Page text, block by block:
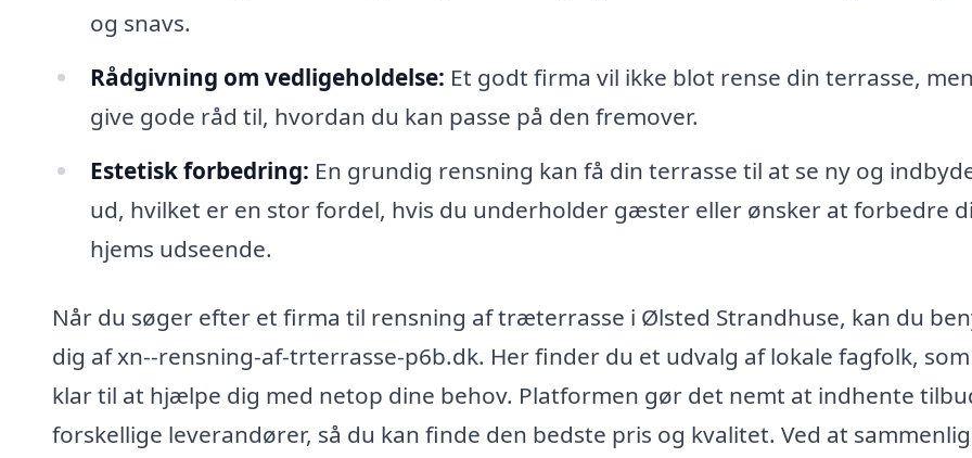
og snavs.
Rådgivning om vedligeholdelse: Et godt firma vil ikke blot rense din terrasse,
give gode råd til, hvordan du kan passe på den fremover.
Estetisk forbedring: En grundig rensning kan få din terrasse til at se ny og
ud, hvilket er en stor fordel, hvis du underholder gæster eller ønsker at forbedre
hjems udseende.
Når du søger efter et firma til rensning af træterrasse i Ølsted Strandhuse, kan du
dig af xn--rensning-af-trterrasse-p6b.dk. Her finder du et udvalg af lokale fagfolk,
klar til at hjælpe dig med netop dine behov. Platformen gør det nemt at indhente
forskellige leverandører, så du kan finde den bedste pris og kvalitet. Ved at